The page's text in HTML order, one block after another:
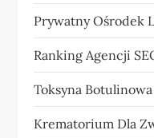
Prywatny Ośrodek
Ranking Agencji
Toksyna Botulinowa
Krematorium Dla